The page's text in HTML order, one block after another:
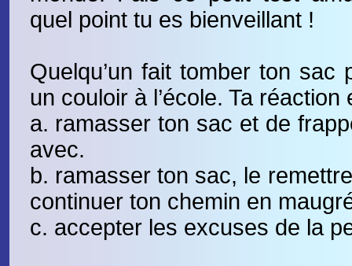
quel point tu es bienveillant !
Quelqu’un fait tomber ton sac
un couloir à l’école. Ta réaction
a. ramasser ton sac et de
avec.
b. ramasser ton sac, le
continuer ton chemin en
c. accepter les excuses de la